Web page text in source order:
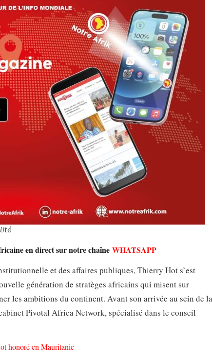
en direct sur notre chaîneWHATSAPP
et des affaires publiques, Thierry Hot s’est
génération de stratèges africains qui misent sur
les ambitions du continent. Avant son arrivée au sein de la
Pivotal Africa Network, spécialisé dans le conseil
honoré en Mauritanie